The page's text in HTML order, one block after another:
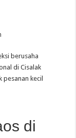
berusaha
di Cisalak
kecil
di